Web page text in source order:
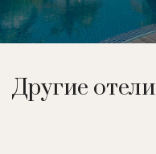
Другие отели